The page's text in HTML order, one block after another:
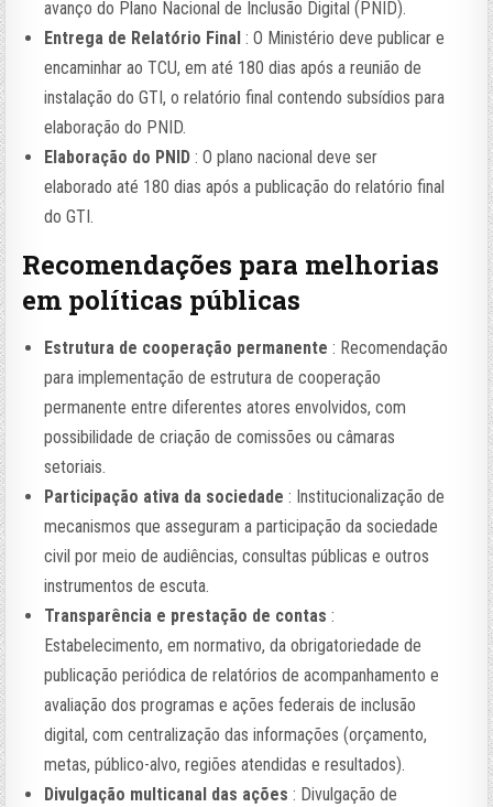
avanço do Plano Nacional de Inclusão Digital (PNID).
Entrega de Relatório Final : O Ministério deve publicar e
encaminhar ao TCU, em até 180 dias após a reunião de
instalação do GTI, o relatório final contendo subsídios para
elaboração do PNID.
Elaboração do PNID : O plano nacional deve ser
elaborado até 180 dias após a publicação do relatório final
do GTI.
Recomendações para melhorias
em políticas públicas
Estrutura de cooperação permanente : Recomendação
para implementação de estrutura de cooperação
permanente entre diferentes atores envolvidos, com
possibilidade de criação de comissões ou câmaras
setoriais.
Participação ativa da sociedade : Institucionalização de
mecanismos que asseguram a participação da sociedade
civil por meio de audiências, consultas públicas e outros
instrumentos de escuta.
Transparência e prestação de contas :
Estabelecimento, em normativo, da obrigatoriedade de
publicação periódica de relatórios de acompanhamento e
avaliação dos programas e ações federais de inclusão
digital, com centralização das informações (orçamento,
metas, público-alvo, regiões atendidas e resultados).
Divulgação multicanal das ações : Divulgação de